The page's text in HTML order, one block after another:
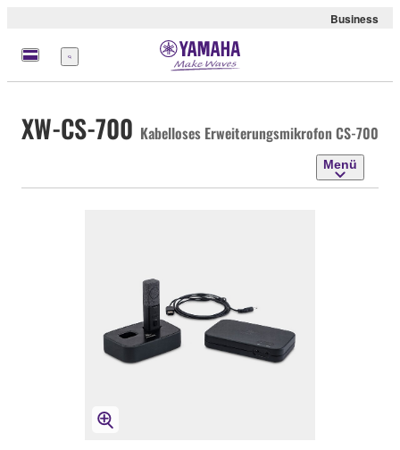
Business
Menü
XW-CS-700 Kabelloses Erweiterungsmikrofon CS-700
Menü